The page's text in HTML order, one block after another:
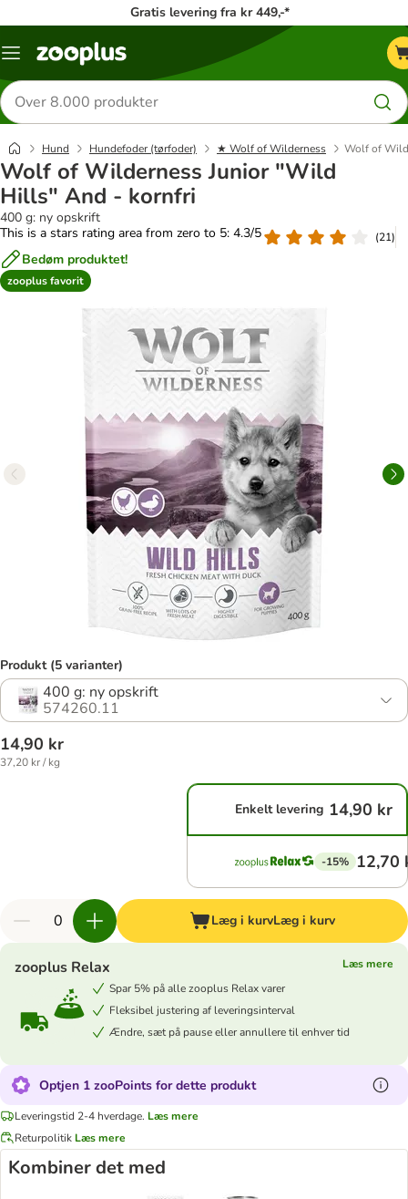
Gratis levering fra kr 449,-*
Menu
Søg
efter
produkter
Hund Hundefoder (tørfoder) ★ Wolf of Wilderness Wolf of
Wolf of Wilderness Junior "Wild
Hills" And - kornfri
400 g: ny opskrift
This is a stars rating area from zero to 5: 4.3/5
(21)
Bedøm produktet!
zooplus favorit
Produkt (5 varianter)
400 g: ny opskrift
574260.11
14,90 kr
37,20 kr / kg
Enkelt levering 14,90 kr
-15% 12,70
Læg i kurvLæg i kurv
zooplus Relax
Læs mere
Spar 5% på alle zooplus Relax varer
Fleksibel justering af leveringsinterval
Ændre, sæt på pause eller annullere til enhver tid
Optjen 1 zooPoints for dette produkt
Leveringstid 2-4 hverdage. Læs mere
Returpolitik Læs mere
Kombiner det med